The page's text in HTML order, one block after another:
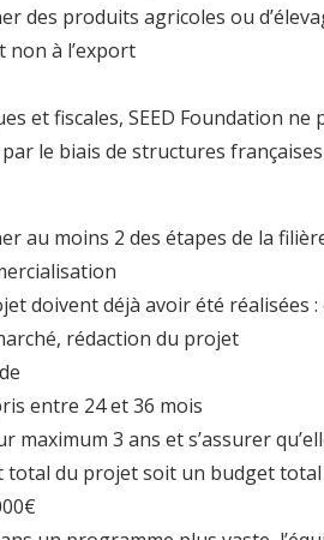
des produits agricoles ou
non à l’export
et fiscales, SEED Foundation ne
le biais de structures
au moins 2 des étapes de la
doivent déjà avoir été réalisées
rédaction du projet
entre 24 et 36 mois
maximum 3 ans et s’assurer
total du projet soit un budget